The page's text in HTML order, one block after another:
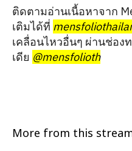
ติดตามอ่านเนื้อหาจาก
เติมได้ที่
เคลื่อนไหวอื่นๆ ผ่านช่อง
เดีย @mensfolioth
More from this